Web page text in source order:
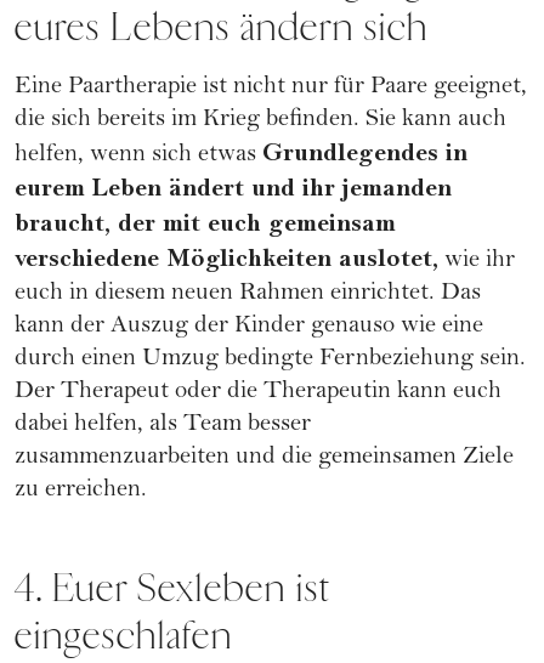
eures Lebens ändern sich
Eine Paartherapie ist nicht nur für Paare geeignet,
die sich bereits im Krieg befinden. Sie kann auch
helfen, wenn sich etwas Grundlegendes in
eurem Leben ändert und ihr jemanden
braucht, der mit euch gemeinsam
verschiedene Möglichkeiten auslotet, wie ihr
euch in diesem neuen Rahmen einrichtet. Das
kann der Auszug der Kinder genauso wie eine
durch einen Umzug bedingte Fernbeziehung sein.
Der Therapeut oder die Therapeutin kann euch
dabei helfen, als Team besser
zusammenzuarbeiten und die gemeinsamen Ziele
zu erreichen.
4. Euer Sexleben ist
eingeschlafen